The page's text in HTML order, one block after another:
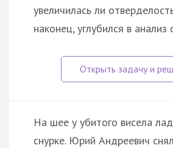
увеличилась ли
наконец, углубился в анализ
На шее у убитого висела
снурке. Юрий Андреевич